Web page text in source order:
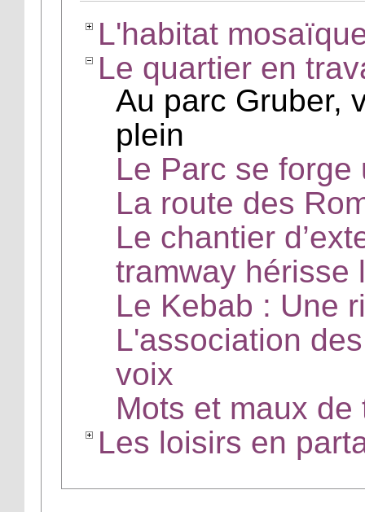
L'habitat
Le quartier en
Au parc Gruber,
plein
Le Parc se
La route des
Le chantier
tramway hérisse
Le Kebab : Une
L'association
voix
Mots et maux de
Les loisirs en